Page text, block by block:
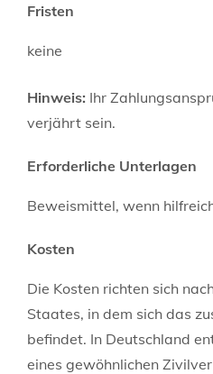
Fristen
keine
Hinweis: Ihr
verjährt sein.
Erforderliche Unterlagen
Beweismittel, wenn
Kosten
Die Kosten richten sich
Staates, in dem sich das
befindet. In Deutschland
eines gewöhnlichen